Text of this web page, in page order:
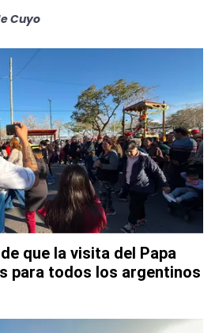
Cuyo
que la visita del Papa
para todos los argentinos